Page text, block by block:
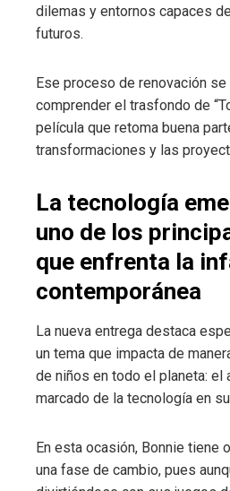
dilemas y entornos capaces
futuros.
Ese proceso de renovación
comprender el trasfondo de
película que retoma buena
transformaciones y las
La tecnología
uno de los
que enfrenta la
contemporánea
La nueva entrega destaca
un tema que impacta de
de niños en todo el planeta: el
marcado de la tecnología en
En esta ocasión, Bonnie tiene
una fase de cambio, pues